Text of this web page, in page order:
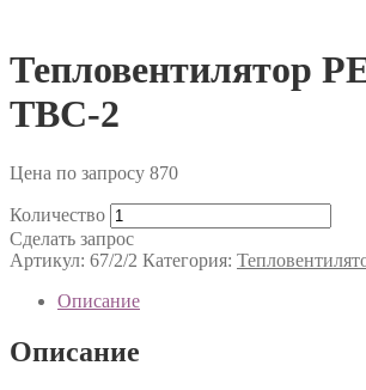
Тепловентилятор
ТВС-2
Цена по запросу 870
Количество
Сделать запрос
Артикул: 67/2/2 Категория:
Описание
Описание